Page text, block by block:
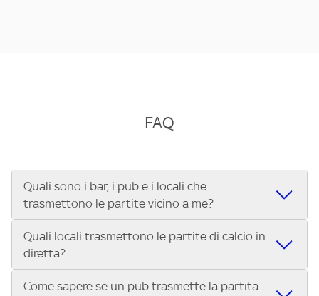
FAQ
Quali sono i bar, i pub e i locali che
trasmettono le partite vicino a me?
Se cerchi un bar, pub, ristorante o locale vicino a te per
vedere le partite di Serie A ENILIVE, la Serie C Sky Wifi, la
UEFA Champions League, la UEFA Europa League, la UEFA
Conference League, il Tennis, la Formula 1®, la MotoGP™ e
Quali locali trasmettono le partite di calcio in
diretta?
Vuoi sapere quali bar, pub o ristoranti mostrano le partite
Come sapere se un pub trasmette la partita